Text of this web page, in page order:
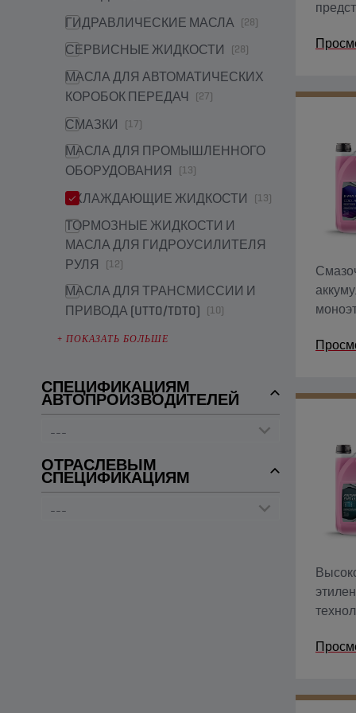
ГИДРАВЛИЧЕСКИЕ МАСЛА (28)
СЕРВИСНЫЕ ЖИДКОСТИ (28)
МАСЛА ДЛЯ АВТОМАТИЧЕСКИХ
КОРОБОК ПЕРЕДАЧ (27)
СМАЗКИ (17)
МАСЛА ДЛЯ ПРОМЫШЛЕННОГО
ОБОРУДОВАНИЯ
(13)
ОХЛАЖДАЮЩИЕ ЖИДКОСТИ (13)
ТОРМОЗНЫЕ ЖИДКОСТИ И
МАСЛА ДЛЯ ГИДРОУСИЛИТЕЛЯ
РУЛЯ
(12)
МАСЛА ДЛЯ ТРАНСМИССИИ И
ПРИВОДА (UTTO/TDTO) (10)
+ ПОКАЗАТЬ БОЛЬШЕ
СПЕЦИФИКАЦИЯМ
АВТОПРОИЗВОДИТЕЛЕЙ
ОТРАСЛЕВЫМ
СПЕЦИФИКАЦИЯМ
для